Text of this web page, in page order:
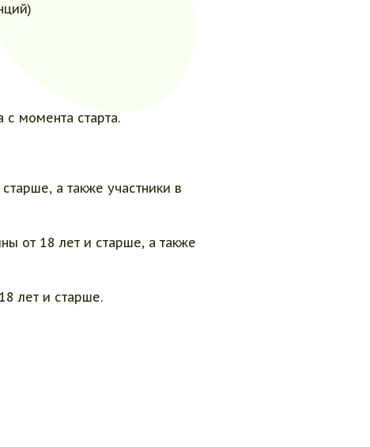
с момента старта.
а также участники в
от 18 лет и старше, а также
лет и старше.